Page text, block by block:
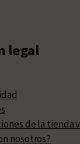
legal
de la tienda
nosotros?